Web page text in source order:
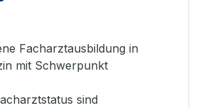
Facharztausbildung in
mit Schwerpunkt
sind